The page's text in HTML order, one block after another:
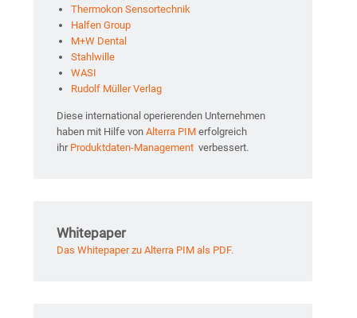
Thermokon Sensortechnik
Halfen Group
M+W Dental
Stahlwille
WASI
Rudolf Müller Verlag
Diese international operierenden Unternehmen
haben mit Hilfe von Alterra PIM erfolgreich
ihr Produktdaten-Management verbessert.
Whitepaper
Das Whitepaper zu Alterra PIM als PDF.